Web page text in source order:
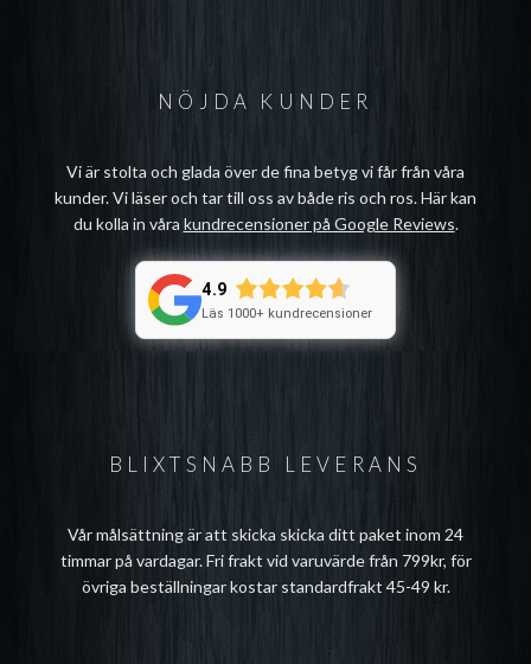
BLIXTSNABB LEVERANS
Vår målsättning är att skicka skicka ditt paket inom 24
timmar på vardagar. Fri frakt vid varuvärde från 799kr, för
övriga beställningar kostar standardfrakt 45-49 kr.
NÖJDA KUNDER
Vi är stolta och glada över de fina betyg vi får från våra
kunder. Vi läser och tar till oss av både ris och ros. Här kan
du kolla in våra kundrecensioner på Google Reviews.
4.9
Läs 1000+ kundrecensioner